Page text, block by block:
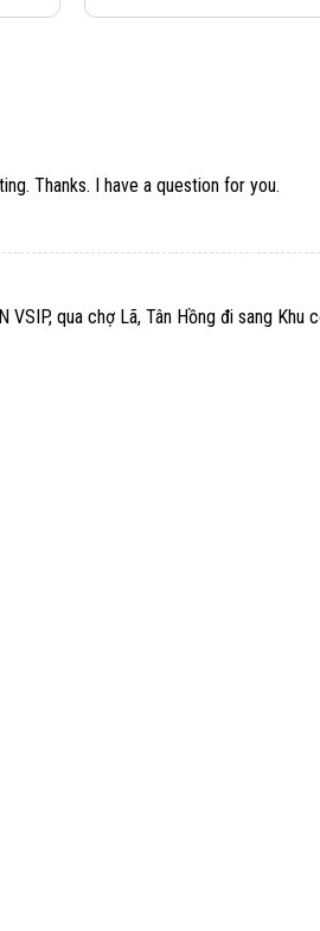
Thanks. I have a question for you.
qua chợ Lã, Tân Hồng đi sang Khu